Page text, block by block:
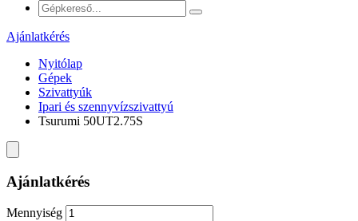
Ajánlatkérés
Nyitólap
Gépek
Szivattyúk
Ipari és szennyvízszivattyú
Tsurumi 50UT2.75S
Ajánlatkérés
Mennyiség